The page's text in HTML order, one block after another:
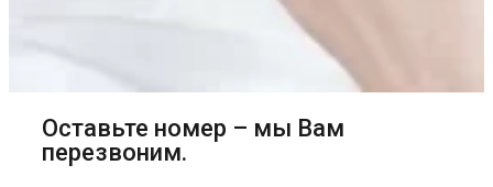
Оставьте номер – мы Вам
перезвоним.